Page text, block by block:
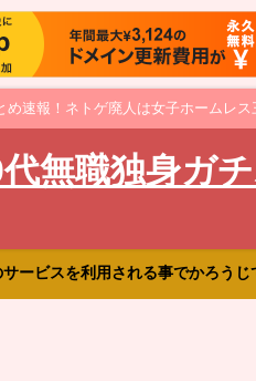
速報！ネトゲ廃人は女子ホームレ
無職独身ガ
ービスを利用される事でかろう